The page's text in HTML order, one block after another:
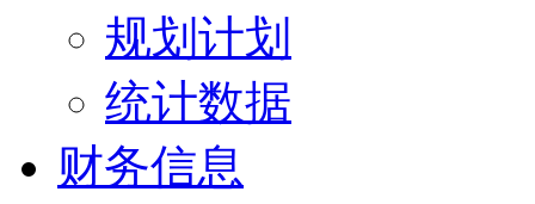
规划计划
统计数据
财务信息